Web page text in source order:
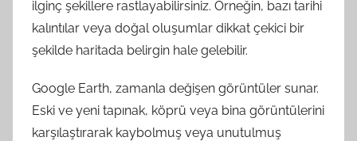
ilginç şekillere rastlayabilirsiniz. Örneğin, bazı tarihi
kalıntılar veya doğal oluşumlar dikkat çekici bir
şekilde haritada belirgin hale gelebilir.
Google Earth, zamanla değişen görüntüler sunar.
Eski ve yeni tapınak, köprü veya bina görüntülerini
karşılaştırarak kaybolmuş veya unutulmuş